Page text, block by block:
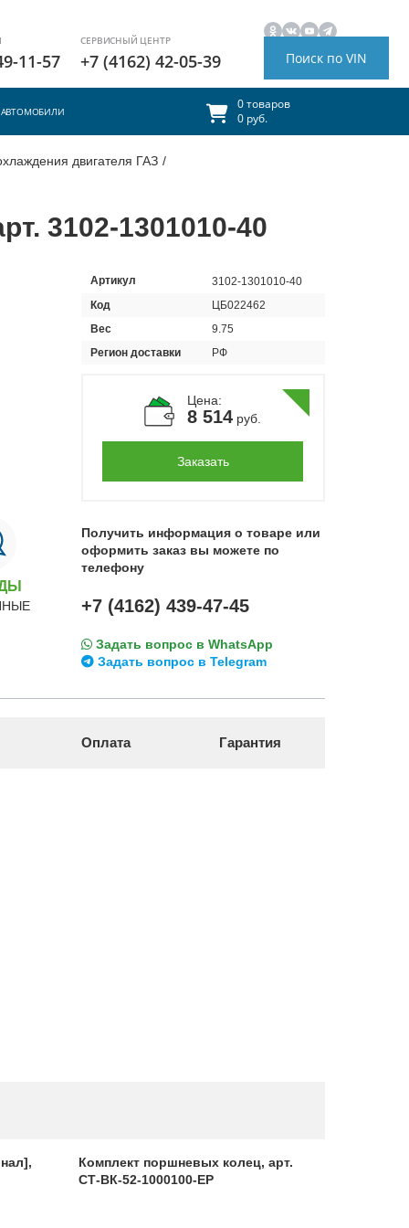
11-57
СЕРВИСНЫЙ ЦЕНТР
+7 (4162) 42-05-39 Поиск по VIN
АВТОМОБИЛИ
0 товаров
0 руб.
двигателя ГАЗ /
3102-1301010-40
Артикул
3102-1301010-40
Код
ЦБ022462
Вес
9.75
Регион доставки
РФ
Цена:
8 514 руб.
Заказать
Получить информация о товаре или
оформить заказ вы можете по
телефону
+7 (4162) 439-47-45
Задать вопрос в WhatsApp
Задать вопрос в Telegram
Оплата Гарантия
Комплект поршневых колец, арт.
СТ-ВК-52-1000100-ЕР